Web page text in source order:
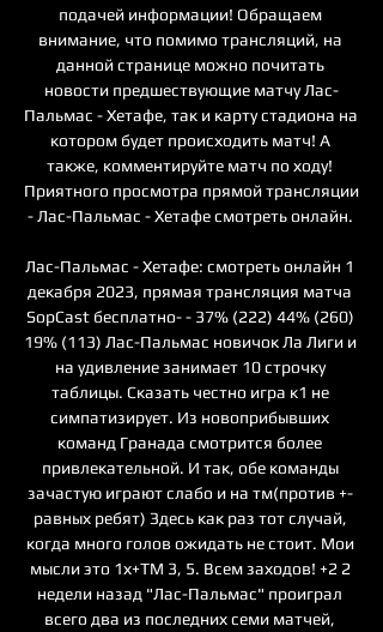
подачей информации! Обращаем
внимание, что помимо трансляций, на
данной странице можно почитать
новости предшествующие матчу Лас-
Пальмас - Хетафе, так и карту стадиона на
котором будет происходить матч! А
также, комментируйте матч по ходу!
Приятного просмотра прямой трансляции
- Лас-Пальмас - Хетафе смотреть онлайн.
Лас-Пальмас - Хетафе: смотреть онлайн 1
декабря 2023, прямая трансляция матча
SopCast бесплатно- - 37% (222) 44% (260)
19% (113) Лас-Пальмас новичок Ла Лиги и
на удивление занимает 10 строчку
таблицы. Сказать честно игра к1 не
симпатизирует. Из новоприбывших
команд Гранада смотрится более
привлекательной. И так, обе команды
зачастую играют слабо и на тм(против +-
равных ребят) Здесь как раз тот случай,
когда много голов ожидать не стоит. Мои
мысли это 1х+ТМ 3, 5. Всем заходов! +2 2
недели назад "Лас-Пальмас" проиграл
всего два из последних семи матчей,